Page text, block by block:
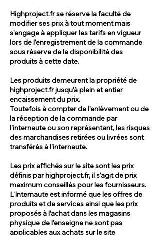
Highproject.fr se réserve la faculté de
modifier ses prix à tout moment mais
s'engage à appliquer les tarifs en vigueur
lors de l'enregistrement de la commande
sous réserve de la disponibilité des
produits à cette date.
Les produits demeurent la propriété de
highproject.fr jusqu'à plein et entier
encaissement du prix.
Toutefois à compter de l'enlèvement ou de
la réception de la commande par
l'internaute ou son représentant, les risques
des marchandises retirées ou livrées sont
transférés à l'internaute.
Les prix affichés sur le site sont les prix
définis par highproject.fr, il s'agit de prix
maximum conseillés pour les fournisseurs.
L'Internaute est informé que les offres de
produits et de services ainsi que les prix
proposés à l’achat dans les magasins
physique de l’enseigne ne sont pas
applicables aux achats sur le site